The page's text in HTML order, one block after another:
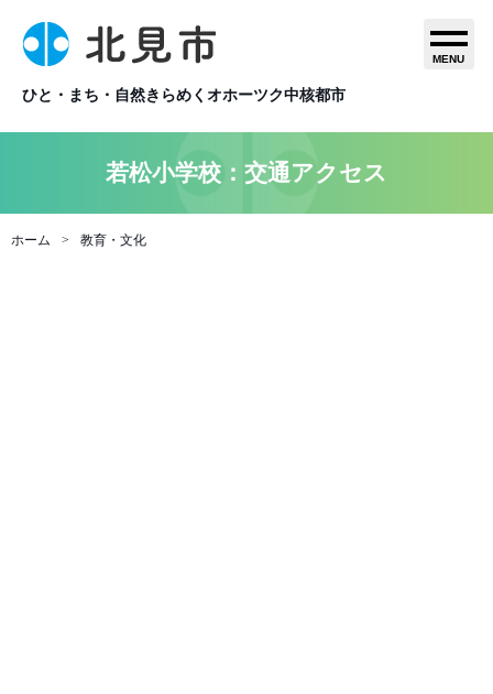
ひと・まち・自然きらめくオホーツク中核都市
MENU
若松小学校：交通アクセス
ホーム 教育・文化